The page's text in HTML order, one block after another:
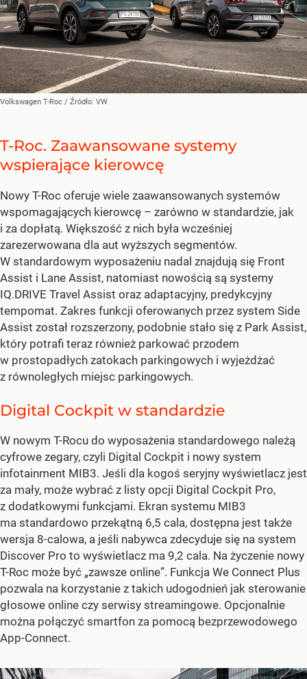
Volkswagen T-Roc / Źródło: VW
T-Roc. Zaawansowane systemy
wspierające kierowcę
Nowy T-Roc oferuje wiele zaawansowanych systemów
wspomagających kierowcę – zarówno w standardzie, jak
i za dopłatą. Większość z nich była wcześniej
zarezerwowana dla aut wyższych segmentów.
W standardowym wyposażeniu nadal znajdują się Front
Assist i Lane Assist, natomiast nowością są systemy
IQ.DRIVE Travel Assist oraz adaptacyjny, predykcyjny
tempomat. Zakres funkcji oferowanych przez system Side
Assist został rozszerzony, podobnie stało się z Park Assist,
który potrafi teraz również parkować przodem
w prostopadłych zatokach parkingowych i wyjeżdżać
z równoległych miejsc parkingowych.
Digital Cockpit w standardzie
W nowym T-Rocu do wyposażenia standardowego należą
cyfrowe zegary, czyli Digital Cockpit i nowy system
infotainment MIB3. Jeśli dla kogoś seryjny wyświetlacz jest
za mały, może wybrać z listy opcji Digital Cockpit Pro,
z dodatkowymi funkcjami. Ekran systemu MIB3
ma standardowo przekątną 6,5 cala, dostępna jest także
wersja 8-calowa, a jeśli nabywca zdecyduje się na system
Discover Pro to wyświetlacz ma 9,2 cala. Na życzenie nowy
T-Roc może być „zawsze online”. Funkcja We Connect Plus
pozwala na korzystanie z takich udogodnień jak sterowanie
głosowe online czy serwisy streamingowe. Opcjonalnie
można połączyć smartfon za pomocą bezprzewodowego
App-Connect.